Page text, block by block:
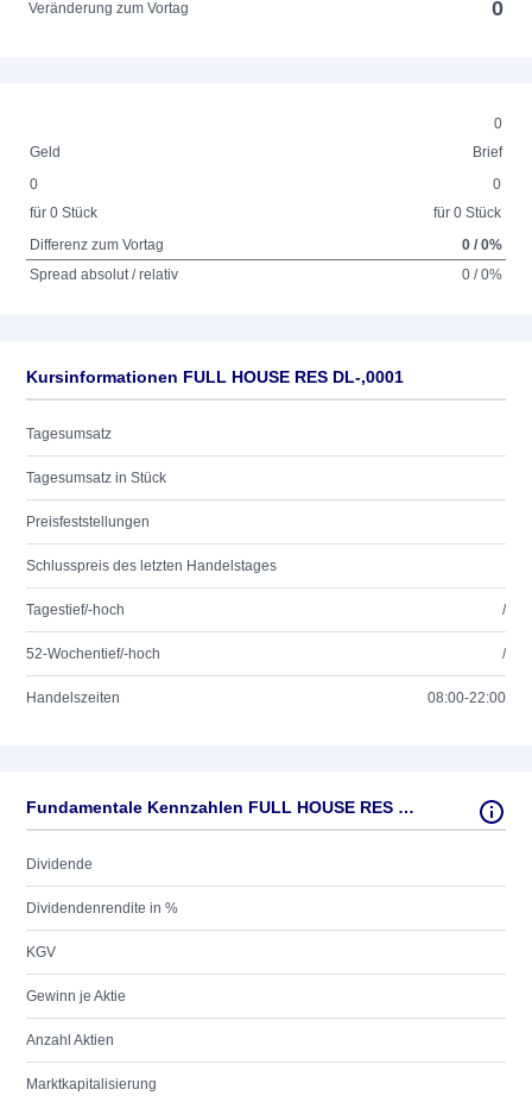
Veränderung zum Vortag 0
0
Geld
Brief
0
für 0 Stück
0
für 0 Stück
Differenz zum Vortag
0 / 0%
Spread absolut / relativ
0 / 0%
Kursinformationen FULL HOUSE RES DL-,0001
Tagesumsatz
Tagesumsatz in Stück
Preisfeststellungen
Schlusspreis des letzten Handelstages
Tagestief/-hoch /
52-Wochentief/-hoch /
Handelszeiten 08:00-22:00
Fundamentale Kennzahlen FULL HOUSE RES DL-,0001
Dividende
Dividendenrendite in %
KGV
Gewinn je Aktie
Anzahl Aktien
Marktkapitalisierung